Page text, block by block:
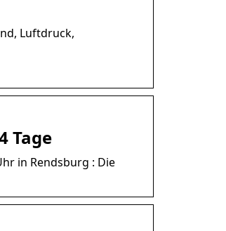
Luftdruck,
Tage
in Rendsburg : Die